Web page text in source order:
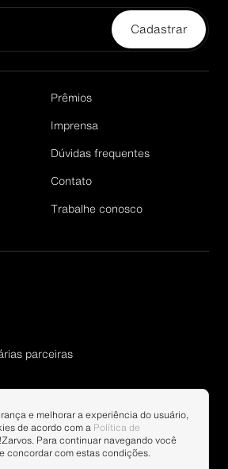
Cadastrar
Prêmios
Imprensa
Dúvidas frequentes
Contato
Trabalhe conosco
parceiras
e melhorar a experiência do usuário,
de acordo com a Política de
Para continuar navegando você
concordar com estas condições.